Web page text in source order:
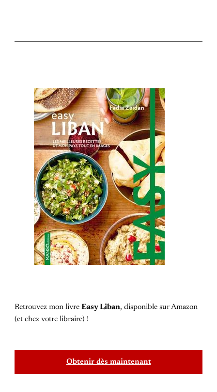
Retrouvez mon livre Easy Liban, disponible sur Amazon
(et chez votre libraire) !
Obtenir dès maintenant